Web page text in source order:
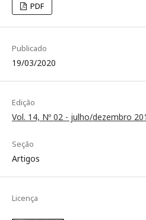
PDF
Publicado
19/03/2020
Edição
Vol. 14, Nº 02 - julho/dezembro
Seção
Artigos
Licença